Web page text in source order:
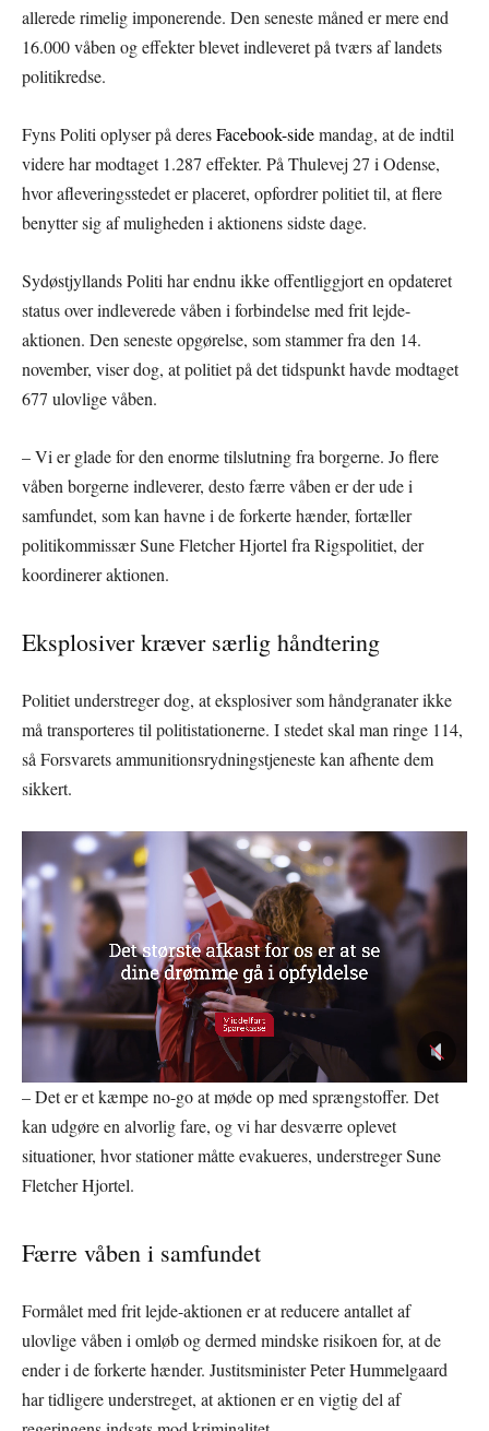
allerede rimelig imponerende. Den seneste måned er mere end
16.000 våben og effekter blevet indleveret på tværs af landets
politikredse.
Fyns Politi oplyser på deresFacebook-sidemandag, at de indtil
videre har modtaget 1.287 effekter. På Thulevej 27 i Odense,
hvor afleveringsstedet er placeret, opfordrer politiet til, at flere
benytter sig af muligheden i aktionens sidste dage.
Sydøstjyllands Politi har endnu ikke offentliggjort en opdateret
status over indleverede våben i forbindelse med frit lejde-
aktionen. Den seneste opgørelse, som stammer fra den 14.
november, viser dog, at politiet på det tidspunkt havde modtaget
677 ulovlige våben.
– Vi er glade for den enorme tilslutning fra borgerne. Jo flere
våben borgerne indleverer, desto færre våben er der ude i
samfundet, som kan havne i de forkerte hænder, fortæller
politikommissær Sune Fletcher Hjortel fra Rigspolitiet, der
koordinerer aktionen.
Eksplosiver kræver særlig håndtering
Politiet understreger dog, at eksplosiver som håndgranater ikke
må transporteres til politistationerne. I stedet skal man ringe 114,
så Forsvarets ammunitionsrydningstjeneste kan afhente dem
sikkert.
– Det er et kæmpe no-go at møde op med sprængstoffer. Det
kan udgøre en alvorlig fare, og vi har desværre oplevet
situationer, hvor stationer måtte evakueres, understreger Sune
Fletcher Hjortel.
Færre våben i samfundet
Formålet med frit lejde-aktionen er at reducere antallet af
ulovlige våben i omløb og dermed mindske risikoen for, at de
ender i de forkerte hænder. Justitsminister Peter Hummelgaard
har tidligere understreget, at aktionen er en vigtig del af